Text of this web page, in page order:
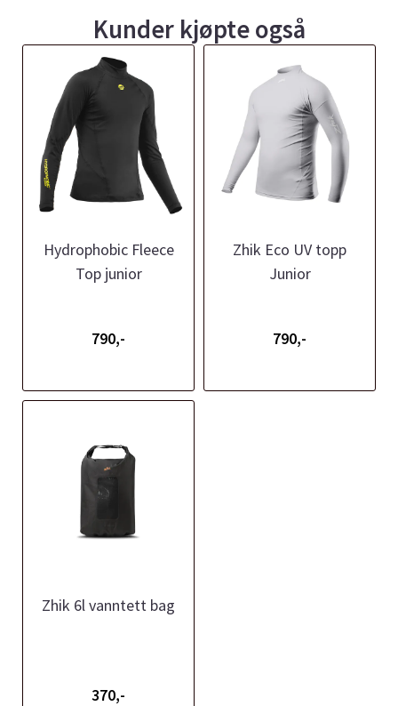
Kunder kjøpte også
Hydrophobic Fleece
Top junior
790,-
Zhik Eco UV topp
Junior
790,-
Zhik 6l vanntett bag
370,-